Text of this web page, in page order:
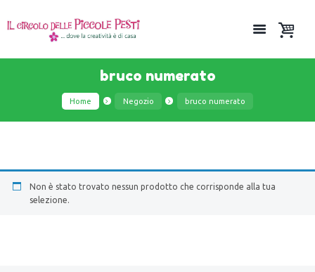
bruco numerato
Home Negozio bruco numerato
Non è stato trovato nessun prodotto che corrisponde alla tua
selezione.